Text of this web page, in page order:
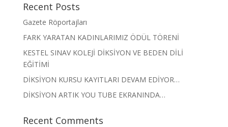
Recent Posts
Gazete Röportajları
FARK YARATAN KADINLARIMIZ ÖDÜL TÖRENİ
KESTEL SINAV KOLEJİ DİKSİYON VE BEDEN DİLİ
EĞİTİMİ
DİKSİYON KURSU KAYITLARI DEVAM EDİYOR…
DİKSİYON ARTIK YOU TUBE EKRANINDA…
Recent Comments